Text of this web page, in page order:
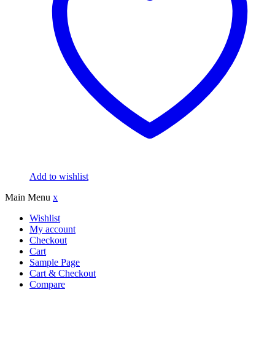
Add to wishlist
Main Menu x
Wishlist
My account
Checkout
Cart
Sample Page
Cart & Checkout
Compare